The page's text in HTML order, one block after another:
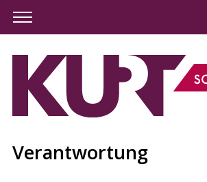
Verantwortung